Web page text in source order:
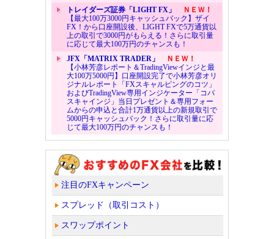
トレイダーズ証券「LIGHT FX」
ＮＥＷ！
【最大100万3000円キャッシュバック】ザイ
FX！から口座開設後、LIGHT FXで5万通貨以
上の取引で3000円がもらえる！さらに取引量
に応じて最大100万円のチャンスも！
JFX「MATRIX TRADER」
ＮＥＷ！
【小林芳彦レポート＆TradingViewインジと最
大100万5000円】口座開設完了で小林芳彦オリ
ジナルレポート「FXスキャルピングのコツ」
およびTradingView専用インジケーター「コバ
スキャインジ」当日プレゼント＆専用フォー
ムからの申込と合計1万通貨以上の新規取引で
5000円キャッシュバック！さらに取引量に応
じて最大100万円のチャンスも！
注目のFXキャンペーン
スプレッド（取引コスト）
スワップポイント